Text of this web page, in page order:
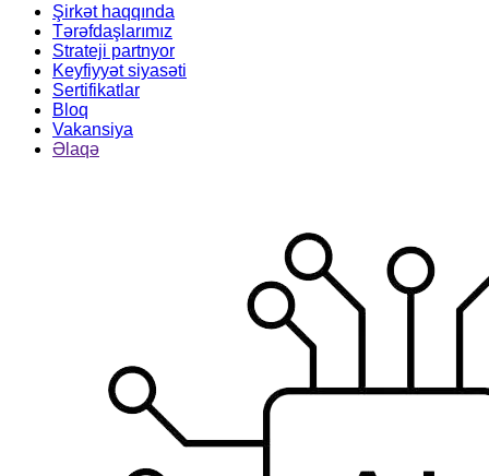
Şirkət haqqında
Tərəfdaşlarımız
Strateji partnyor
Keyfiyyət siyasəti
Sertifikatlar
Bloq
Vakansiya
Əlaqə